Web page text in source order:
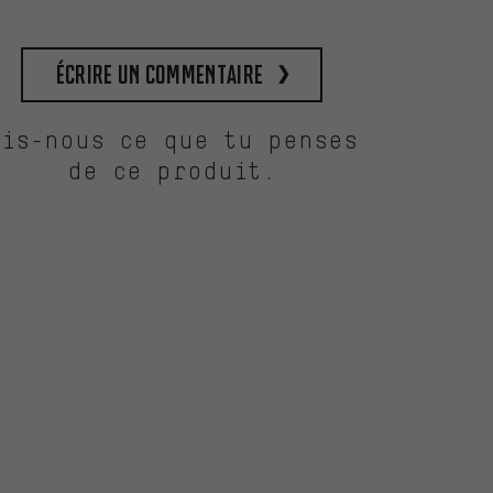
Écrire un commentaire
nous ce que tu penses
de ce produit.